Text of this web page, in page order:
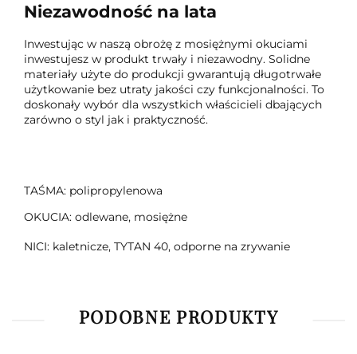
Niezawodność na lata
Inwestując w naszą obrożę z mosiężnymi okuciami
inwestujesz w produkt trwały i niezawodny. Solidne
materiały użyte do produkcji gwarantują długotrwałe
użytkowanie bez utraty jakości czy funkcjonalności. To
doskonały wybór dla wszystkich właścicieli dbających
zarówno o styl jak i praktyczność.
TAŚMA: polipropylenowa
OKUCIA: odlewane, mosiężne
NICI: kaletnicze, TYTAN 40, odporne na zrywanie
PODOBNE PRODUKTY